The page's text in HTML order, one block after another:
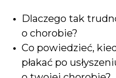
Dlaczego tak
o chorobie?
Co powiedzieć,
płakać po